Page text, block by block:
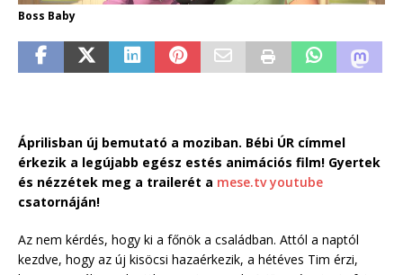
Boss Baby
Áprilisban új bemutató a moziban. Bébi ÚR címmel
érkezik a legújabb egész estés animációs film! Gyertek
és nézzétek meg a trailerét a mese.tv youtube
csatornáján!
Az nem kérdés, hogy ki a főnök a családban. Attól a naptól
kezdve, hogy az új kisöcsi hazaérkezik, a hétéves Tim érzi,